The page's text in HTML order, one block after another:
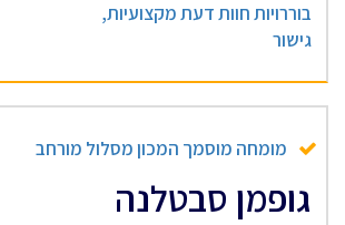
בוררויות חוות דעת מקצועיות,
גישור
מומחה מוסמך המכון מסלול מורחב
גופמן סבטלנה